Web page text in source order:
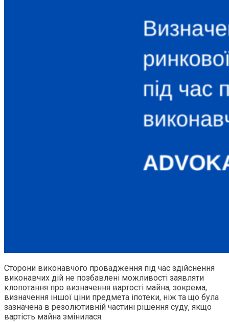
Сторони виконавчого провадження під час здійснення
виконавчих дій не позбавлені можливості заявляти
клопотання про визначення вартості майна, зокрема,
визначення іншої ціни предмета іпотеки, ніж та що була
зазначена в резолютивній частині рішення суду, якщо
вартість майна змінилася.